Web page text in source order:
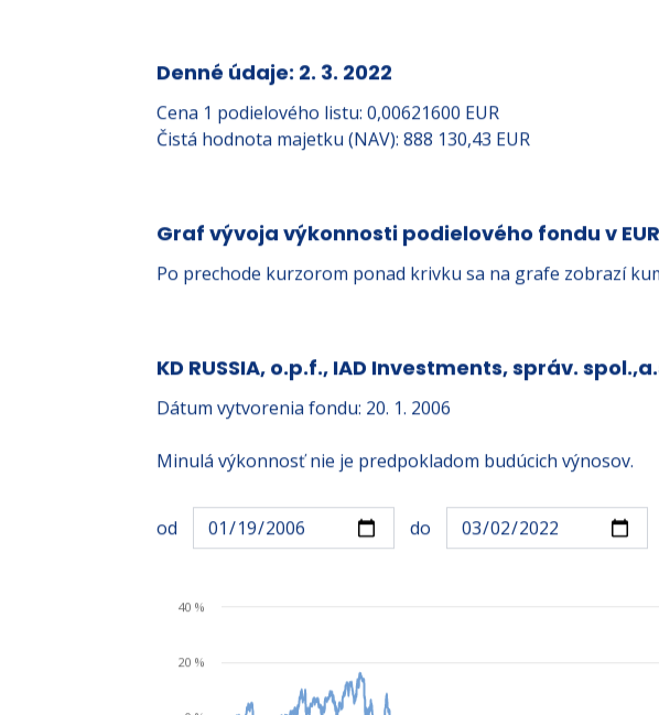
Denné údaje: 2. 3. 2022
Cena 1 podielového listu: 0,00621600 EUR
Čistá hodnota majetku (NAV): 888 130,43 EUR
Graf vývoja výkonnosti podielového fondu v EUR
Po prechode kurzorom ponad krivku sa na grafe zobrazí
KD RUSSIA, o.p.f., IAD Investments, správ.
Dátum vytvorenia fondu: 20. 1. 2006
Minulá výkonnosť nie je predpokladom budúcich výnosov.
od do
20 %
40 %